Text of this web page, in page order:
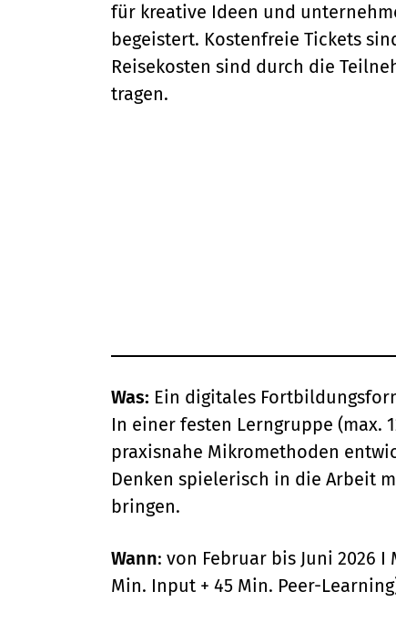
für kreative Ideen und
begeistert. Kostenfreie Tickets
Reisekosten sind durch die
tragen.
Was: Ein digitales
In einer festen Lerngruppe (max.
praxisnahe Mikromethoden
Denken spielerisch in die Arbeit
bringen.
Wann: von Februar bis Juni 2026 I
Min. Input + 45 Min. Peer-